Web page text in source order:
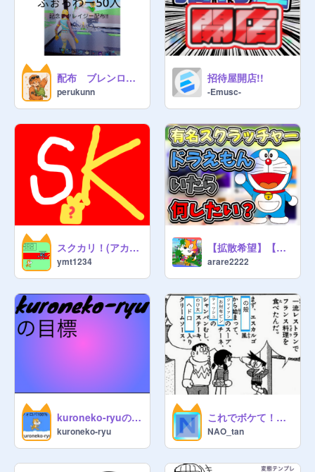
配布 ブレンロット ラクレイジー 提供 交換
perukunn
招待屋開店!!
-Emusc-
スクカリ！(アカウント登録)
ymt1234
【拡散希望】【企画】有名スクラッチャーにドラえもんいたら何したいか聞いてみた！
arare2222
kuroneko-ryuの目標
kuroneko-ryu
これでボケて！！！！！ #1 remix
NAO_tan